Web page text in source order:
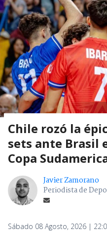
Chile rozó la
sets ante Brasil
Copa
Javier Zamorano
Periodista de
Sábado 08 Agosto, 2026 |